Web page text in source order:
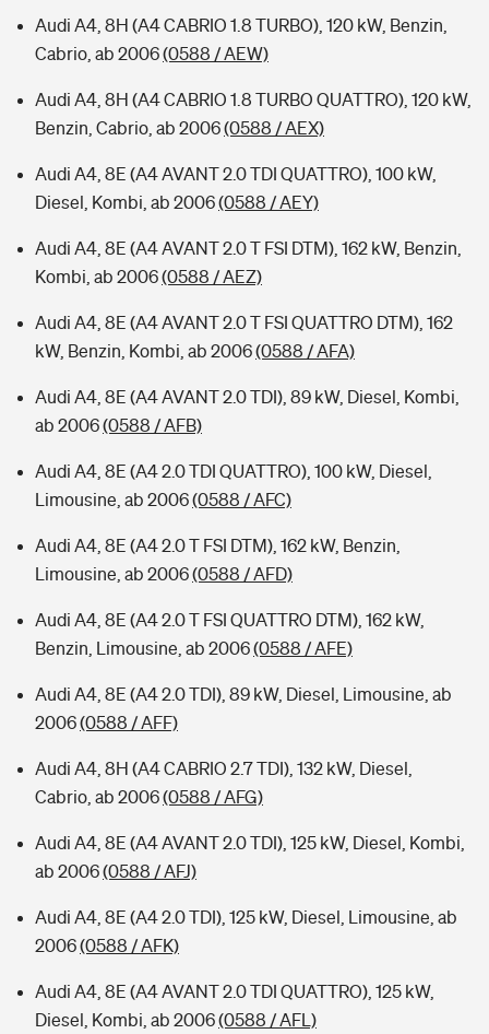
Audi A4, 8H (A4 CABRIO 1.8 TURBO), 120 kW, Benzin,
Cabrio, ab 2006(0588 / AEW)
Audi A4, 8H (A4 CABRIO 1.8 TURBO QUATTRO), 120 kW,
Benzin, Cabrio, ab 2006(0588 / AEX)
Audi A4, 8E (A4 AVANT 2.0 TDI QUATTRO), 100 kW,
Diesel, Kombi, ab 2006(0588 / AEY)
Audi A4, 8E (A4 AVANT 2.0 T FSI DTM), 162 kW, Benzin,
Kombi, ab 2006(0588 / AEZ)
Audi A4, 8E (A4 AVANT 2.0 T FSI QUATTRO DTM), 162
kW, Benzin, Kombi, ab 2006(0588 / AFA)
Audi A4, 8E (A4 AVANT 2.0 TDI), 89 kW, Diesel, Kombi,
ab 2006(0588 / AFB)
Audi A4, 8E (A4 2.0 TDI QUATTRO), 100 kW, Diesel,
Limousine, ab 2006(0588 / AFC)
Audi A4, 8E (A4 2.0 T FSI DTM), 162 kW, Benzin,
Limousine, ab 2006(0588 / AFD)
Audi A4, 8E (A4 2.0 T FSI QUATTRO DTM), 162 kW,
Benzin, Limousine, ab 2006(0588 / AFE)
Audi A4, 8E (A4 2.0 TDI), 89 kW, Diesel, Limousine, ab
2006(0588 / AFF)
Audi A4, 8H (A4 CABRIO 2.7 TDI), 132 kW, Diesel,
Cabrio, ab 2006(0588 / AFG)
Audi A4, 8E (A4 AVANT 2.0 TDI), 125 kW, Diesel, Kombi,
ab 2006(0588 / AFJ)
Audi A4, 8E (A4 2.0 TDI), 125 kW, Diesel, Limousine, ab
2006(0588 / AFK)
Audi A4, 8E (A4 AVANT 2.0 TDI QUATTRO), 125 kW,
Diesel, Kombi, ab 2006(0588 / AFL)